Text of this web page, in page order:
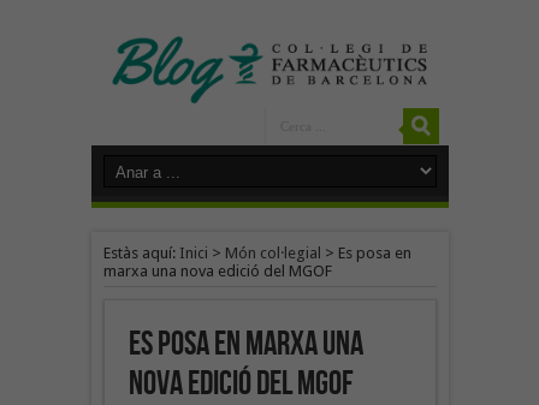
Estàs aquí: Inici > Món col·legial > Es posa en
marxa una nova edició del MGOF
Es posa en marxa una
nova edició del MGOF